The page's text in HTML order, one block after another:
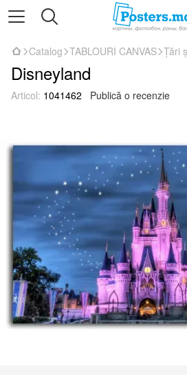
Catalog TABLOURI CANVAS Țări
Disneyland
Articol: 1041462 Publică o recenzie